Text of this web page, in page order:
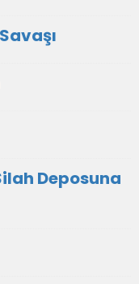
Deposuna